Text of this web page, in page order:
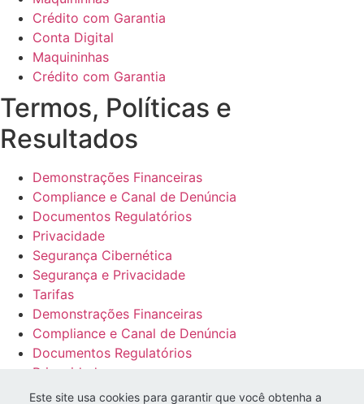
Este site usa cookies para garantir que você obtenha a
Crédito com Garantia
Conta Digital
Maquininhas
Crédito com Garantia
Termos, Políticas e
Resultados
Demonstrações Financeiras
Compliance e Canal de Denúncia
Documentos Regulatórios
Privacidade
Segurança Cibernética
Segurança e Privacidade
Tarifas
Demonstrações Financeiras
Compliance e Canal de Denúncia
Documentos Regulatórios
Privacidade
Segurança Cibernética